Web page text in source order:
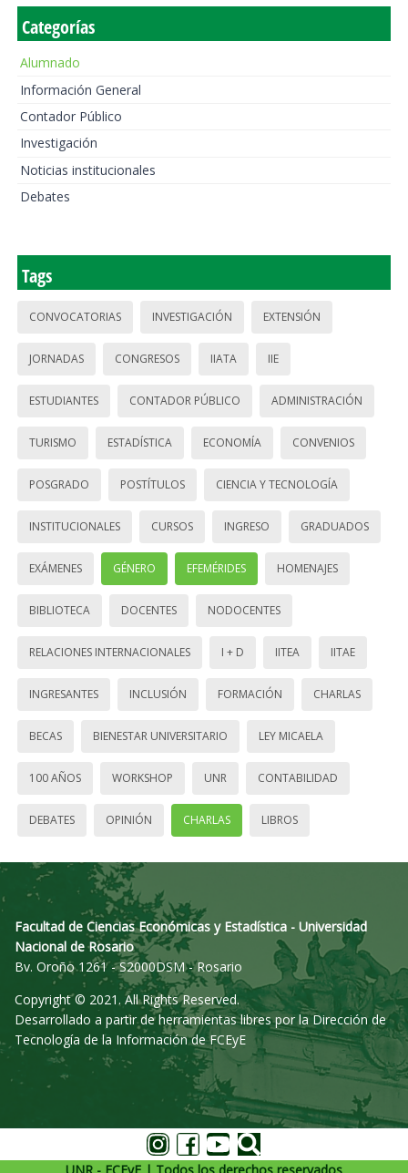
Categorías
Alumnado
Información General
Contador Público
Investigación
Noticias institucionales
Debates
Tags
CONVOCATORIAS INVESTIGACIÓN EXTENSIÓN
JORNADAS CONGRESOS IIATA IIE
ESTUDIANTES CONTADOR PÚBLICO ADMINISTRACIÓN
TURISMO ESTADÍSTICA ECONOMÍA CONVENIOS
POSGRADO POSTÍTULOS CIENCIA Y TECNOLOGÍA
INSTITUCIONALES CURSOS INGRESO GRADUADOS
EXÁMENES GÉNERO EFEMÉRIDES HOMENAJES
BIBLIOTECA DOCENTES NODOCENTES
RELACIONES INTERNACIONALES I + D IITEA IITAE
INGRESANTES INCLUSIÓN FORMACIÓN CHARLAS
BECAS BIENESTAR UNIVERSITARIO LEY MICAELA
100 AÑOS WORKSHOP UNR CONTABILIDAD
DEBATES OPINIÓN CHARLAS LIBROS
Facultad de Ciencias Económicas y Estadística - Universidad
Nacional de Rosario
Bv. Oroño 1261 - S2000DSM - Rosario
Copyright © 2021. All Rights Reserved.
Desarrollado a partir de herramientas libres por la Dirección de
Tecnología de la Información de FCEyE